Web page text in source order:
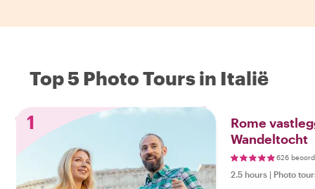
Top 5 Photo Tours in Italië
1
Rome
Wandeltocht
626
2.5 hours | Photo